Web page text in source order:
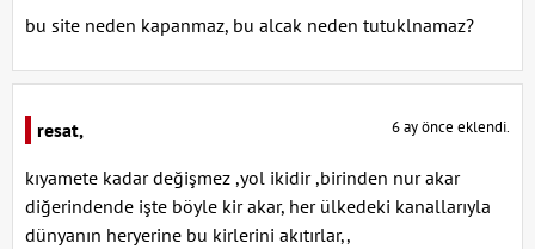
bu site neden kapanmaz, bu alcak neden tutuklnamaz?
resat, 6 ay önce eklendi.
kıyamete kadar değişmez ,yol ikidir ,birinden nur akar
diğerindende işte böyle kir akar, her ülkedeki kanallarıyla
dünyanın heryerine bu kirlerini akıtırlar,,